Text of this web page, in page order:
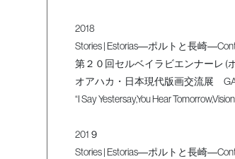
2018
Stories | Estorias―ポルトと長崎
第２０回セルベイラビエンナーレ (
オアハカ・日本現代版画交流展
“I Say Yestersay,You Hear
201９
Stories | Estorias―ポルトと長崎